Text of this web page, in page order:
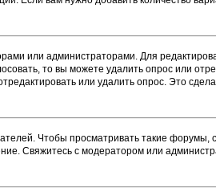
или администраторами. Для
то вы можете удалить опрос или
или удалить опрос. Это
Чтобы просматривать такие форумы,
Свяжитесь с модератором или